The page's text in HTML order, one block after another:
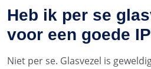
Heb ik per se
voor een goede
Niet per se. Glasvezel is